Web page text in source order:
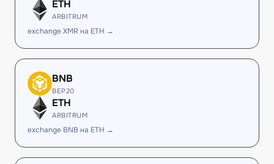
ETH
ARBITRUM
exchange XMR на ETH →
BNB
BEP20
ETH
ARBITRUM
exchange BNB на ETH →